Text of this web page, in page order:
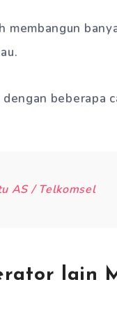
beberapa
AS / Telkomsel
lain